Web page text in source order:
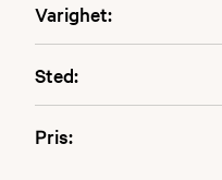
Varighet:
Sted:
Pris: